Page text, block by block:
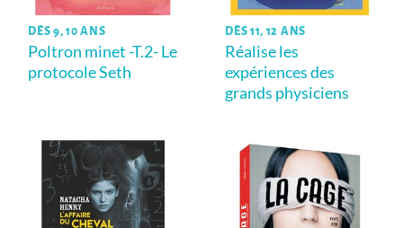
DÈS 9, 10 ANS
Poltron minet -T.2- Le
protocole Seth
DÈS 11, 12 ANS
Réalise les
expériences des
grands physiciens